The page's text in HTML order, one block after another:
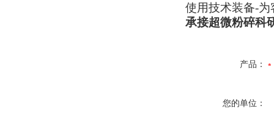
使用技术装备-为
承接超微粉碎科
产品：
您的单位：